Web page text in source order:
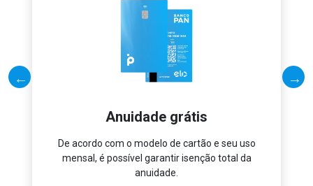
Anuidade grátis
De acordo com o modelo de cartão e seu uso
mensal, é possível garantir isenção total da
anuidade.